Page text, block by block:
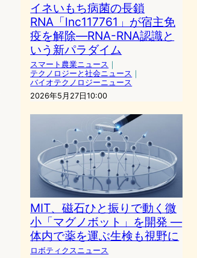
イネいもち病菌の長鎖
RNA「lnc117761」が宿主免
疫を解除—RNA-RNA認識と
いう新パラダイム
スマート農業ニュース ｜
テクノロジーと社会ニュース ｜
バイオテクノロジーニュース
2026年5月27日10:00
MIT、磁石ひと振りで動く微
小「マグノボット」を開発 —
体内で薬を運ぶ生検も視野に
ロボティクスニュース